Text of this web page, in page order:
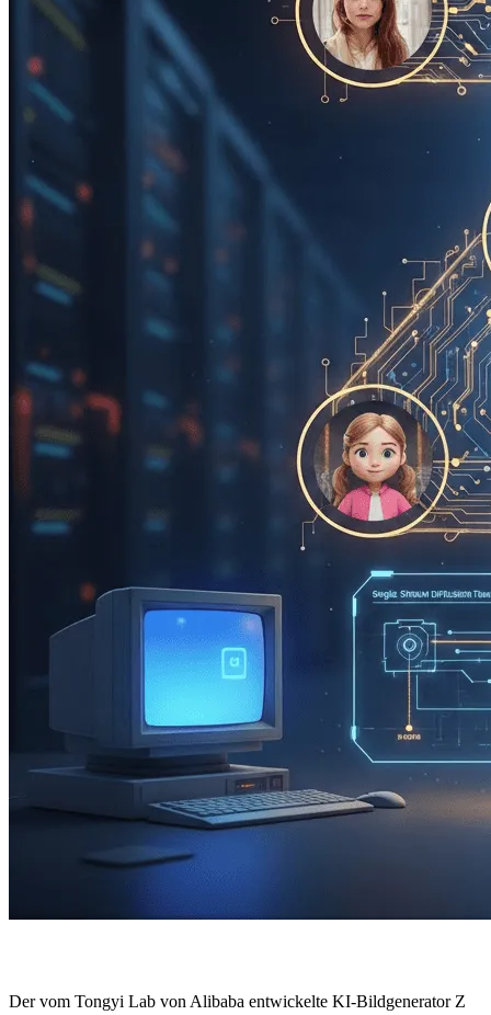
Der vom Tongyi Lab von Alibaba entwickelte KI-Bildgenerator Z